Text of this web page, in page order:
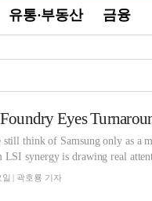
유통·부동산 금융
Eyes
still think of Samsung only as a
LSI synergy is drawing real
| 곽호룡 기자